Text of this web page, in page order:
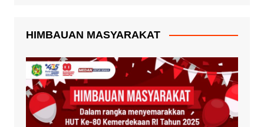
HIMBAUAN MASYARAKAT